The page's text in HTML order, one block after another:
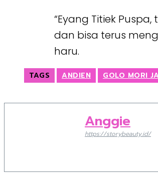
“Eyang Titiek
dan bisa terus
haru.
TAGS ANDIEN GOLO MORI
Anggie
https://storybeauty.id/